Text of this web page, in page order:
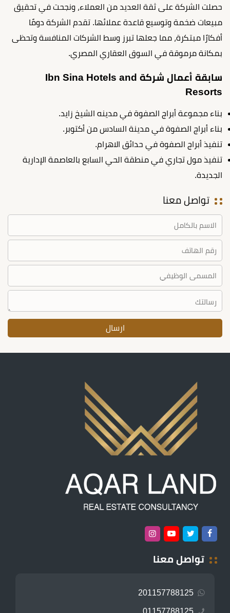
حصلت الشركة على ثقة العديد من العملاء، ونجحت في تحقيق
مبيعات ضخمة وتوسيع قاعدة عملائها. تقدم الشركة دومًا
أفكارًا مبتكرة، مما جعلها تبرز وسط الشركات المنافسة وتحظى
بمكانة مرموقة في السوق العقاري المصري.
سابقة أعمال شركة Ibn Sina Hotels and
Resorts
بناء مجموعة أبراج الصفوة في مدينه الشيخ زايد.
بناء أبراج الصفوة في مدينة السادس من أكتوبر.
تنفيذ أبراج الصفوة في حدائق الاهرام.
تنفيذ مول تجاري في منطقة الحي السابع بالعاصمة الإدارية
الجديدة.
تواصل معنا
تواصل معنا
201157788125
01157788125